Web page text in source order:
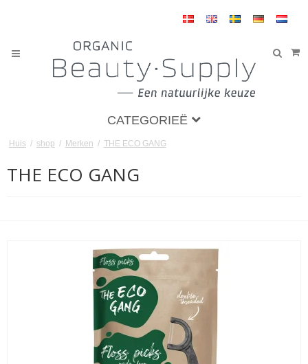
CATEGORIEË
Huis / shop / Merken / THE ECO GANG
THE ECO GANG